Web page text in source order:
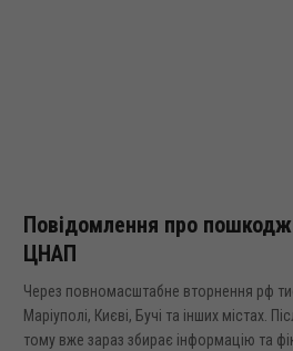
Повідомлення про
ЦНАП
Через повномасштабне вторнення рф
Маріуполі, Києві, Бучі та інших містах.
тому вже зараз збирає інформацію та